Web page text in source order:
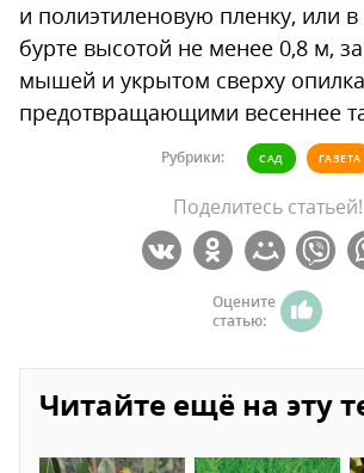
и полиэтиленовую пленку, или
бурте высотой не менее 0,8 м,
мышей и укрытом сверху
предотвращающими весеннее
Рубрики: САД ГАЗЕТА
Поделитесь статьей!
Оцените
статью:
Читайте ещё на эту